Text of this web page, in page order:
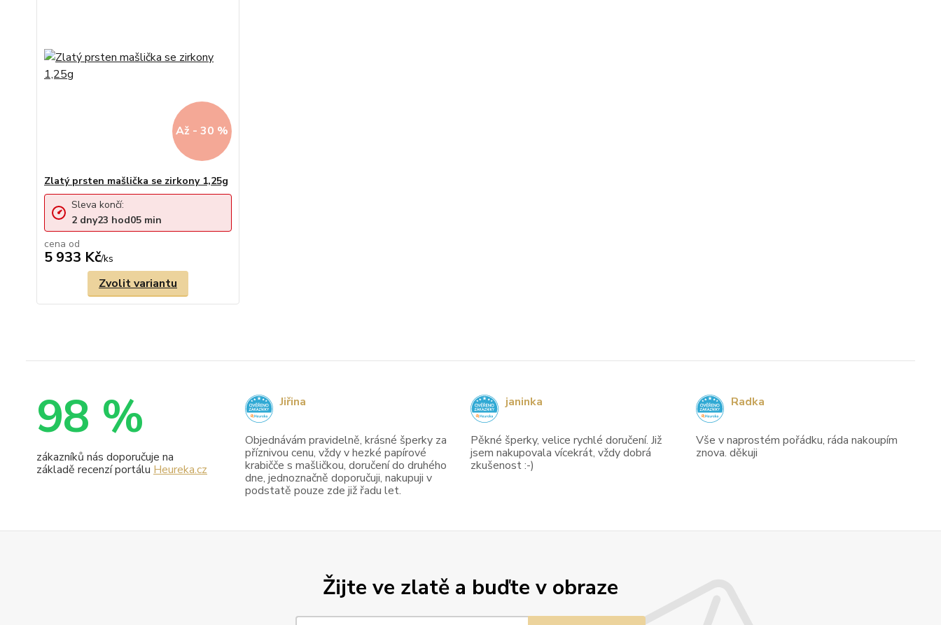
Až - 30 %
Zlatý prsten mašlička se zirkony 1,25g
cena od
5 933 Kč/ks
Sleva končí:
2 dny23 hod05 min
Zvolit variantu
Žijte ve zlatě a buďte v obraze
98 %
zákazníků nás doporučuje na
základě recenzí portálu Heureka.cz
Objednávám pravidelně, krásné šperky za
příznivou cenu, vždy v hezké papírové
krabičče s mašličkou, doručení do druhého
dne, jednoznačně doporučuji, nakupuji v
podstatě pouze zde již řadu let.
Jiřina
Pěkné šperky, velice rychlé doručení. Již
jsem nakupovala vícekrát, vždy dobrá
zkušenost :-)
janinka
Vše v naprostém pořádku, ráda nakoupím
znova. děkuji
Radka